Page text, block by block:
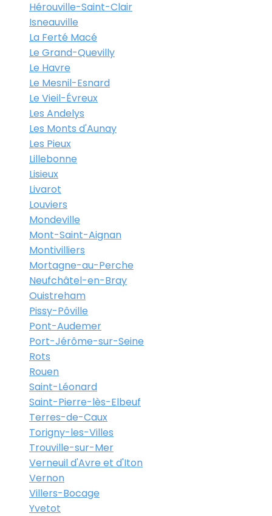
Hérouville-Saint-Clair
Isneauville
La Ferté Macé
Le Grand-Quevilly
Le Havre
Le Mesnil-Esnard
Le Vieil-Évreux
Les Andelys
Les Monts d'Aunay
Les Pieux
Lillebonne
Lisieux
Livarot
Louviers
Mondeville
Mont-Saint-Aignan
Montivilliers
Mortagne-au-Perche
Neufchâtel-en-Bray
Ouistreham
Pissy-Pôville
Pont-Audemer
Port-Jérôme-sur-Seine
Rots
Rouen
Saint-Léonard
Saint-Pierre-lès-Elbeuf
Terres-de-Caux
Torigny-les-Villes
Trouville-sur-Mer
Verneuil d'Avre et d'Iton
Vernon
Villers-Bocage
Yvetot